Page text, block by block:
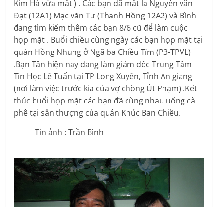
Kim Hà vừa mất ) . Các bạn đã mất là Nguyễn văn
Đạt (12A1) Mạc văn Tư (Thanh Hồng 12A2) và Bình
đang tìm kiếm thêm các bạn 8/6 cũ để làm cuộc
họp mặt . Buổi chiều cùng ngày các bạn họp mặt tại
quán Hồng Nhung ở Ngã ba Chiều Tím (P3-TPVL)
.Bạn Tân hiện nay đang làm giám đốc Trung Tâm
Tin Học Lê Tuấn tại TP Long Xuyên, Tỉnh An giang
(nơi làm việc trước kia của vợ chồng Út Phạm) .Kết
thúc buổi họp mặt các bạn đã cùng nhau uống cà
phê tại sân thượng của quán Khúc Ban Chiều.
Tin ảnh : Trần Bình